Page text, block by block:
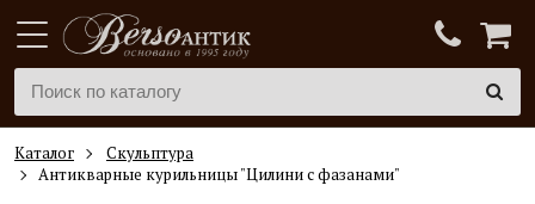
Каталог
Скульптура
Антикварные курильницы "Цилини с фазанами"